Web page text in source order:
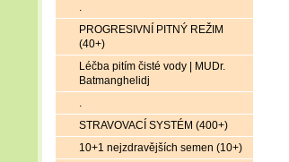
.
PROGRESIVNÍ PITNÝ REŽIM
(40+)
Léčba pitím čisté vody | MUDr.
Batmanghelidj
.
STRAVOVACÍ SYSTÉM (400+)
10+1 nejzdravějších semen (10+)